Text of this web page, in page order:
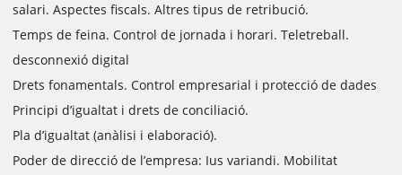
salari. Aspectes fiscals. Altres tipus de retribució.
Temps de feina. Control de jornada i horari. Teletreball.
desconnexió digital
Drets fonamentals. Control empresarial i protecció de dades
Principi d’igualtat i drets de conciliació.
Pla d’igualtat (anàlisi i elaboració).
Poder de direcció de l’empresa: Ius variandi. Mobilitat